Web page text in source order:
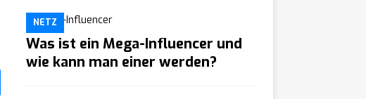
NETZ
Was ist ein Mega-Influencer und
wie kann man einer werden?